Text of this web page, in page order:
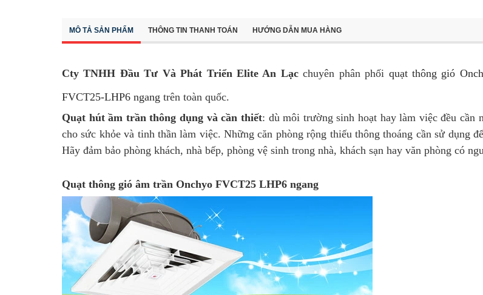
MÔ TẢ SẢN PHẨM THÔNG TIN THANH TOÁN HƯỚNG DẪN MUA HÀNG
Cty TNHH Đầu Tư Và Phát Triển Elite An Lạc chuyên phân phối quạt thông gió
FVCT25-LHP6 ngang trên toàn quốc.
Quạt hút ầm trần thông dụng và cần thiết: dù môi trường sinh hoạt hay làm việc đều cần
cho sức khỏe và tinh thần làm việc. Những căn phòng rộng thiếu thông thoáng cần sử dụng
Hãy đảm bảo phòng khách, nhà bếp, phòng vệ sinh trong nhà, khách sạn hay văn phòng có
Quạt thông gió âm trần Onchyo FVCT25 LHP6 ngang